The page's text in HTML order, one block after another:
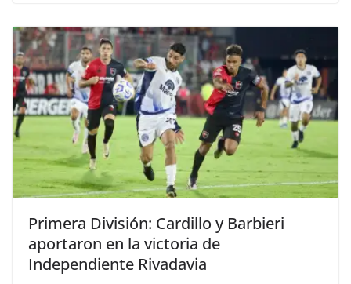
Primera División: Cardillo y Barbieri
aportaron en la victoria de
Independiente Rivadavia